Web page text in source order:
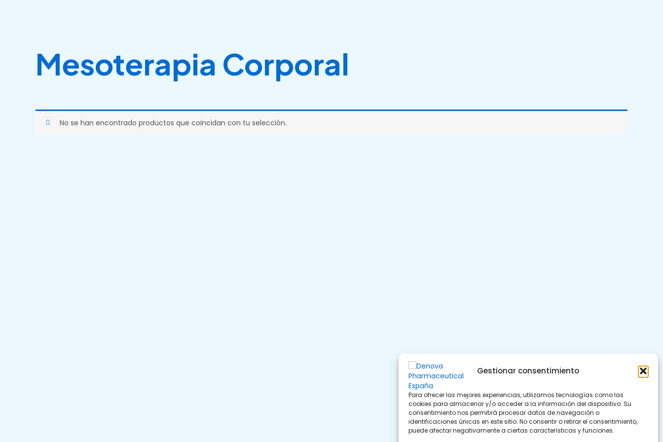
Gestionar consentimiento
Para ofrecer las mejores experiencias, utilizamos tecnologías como las
cookies para almacenar y/o acceder a la información del dispositivo. Su
consentimiento nos permitirá procesar datos de navegación o
identificaciones únicas en este sitio. No consentir o retirar el consentimiento,
puede afectar negativamente a ciertas características y funciones.
Mesoterapia Corporal
No se han encontrado productos que coincidan con tu selección.